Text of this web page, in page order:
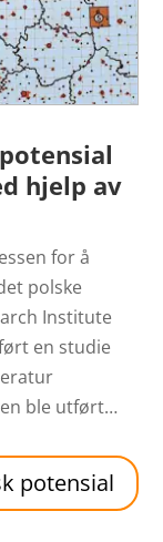
hjelp av
for å
polske
Institute
en studie
ble utført…
potensial